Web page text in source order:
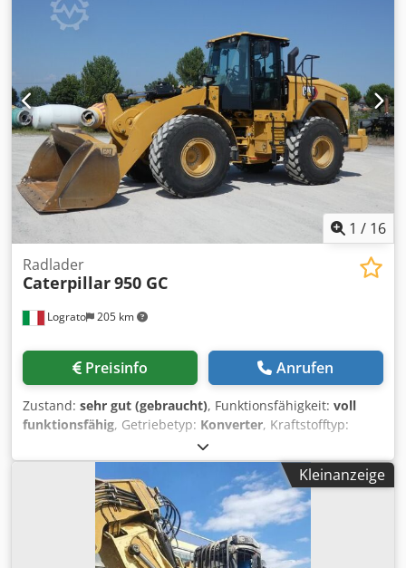
(Transportlänge: 4.800 - Transportbreite: 1.780 mm -
Transporthöhe: 2.480 mm) * Kurzheck (ECR – Extended
Compact Radius) * Proportionale Zusatzhydraulik *
Schnellwechsler Crsdpfx Agszrthvo Ijf
1 / 16
Lograto 205 km
Radlader
Caterpillar950 GC
Preisinfo Anrufen
Zustand: sehr gut (gebraucht), Funktionsfähigkeit: voll
funktionsfähig, Getriebetyp: Konverter, Kraftstofftyp:
19’020 kg
Baujahr:2021, Ausstattung:Klimaanlage, CATERPILLAR
950GC, Baujahr 2022, Betriebsstunden 7062, Gewicht
19020 kg, Leistung 169 kW, Original Lackierung, keine
Schweißarbeiten. Cjdpszrhzdsfx Ag Ijrf
Kleinanzeige